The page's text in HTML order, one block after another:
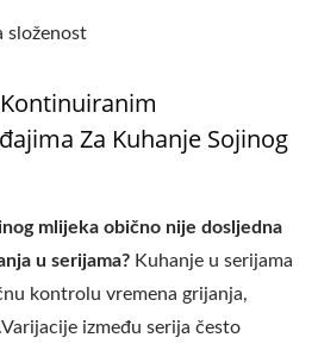
složenost
Za Kuhanje Sojinog
mlijeka obično nije dosljedna
u serijama? Kuhanje u serijama
kontrolu vremena grijanja,
između serija često